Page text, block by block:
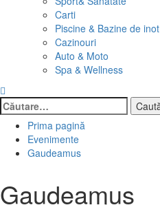
Carti
Piscine & Bazine de inot
Cazinouri
Auto & Moto
Spa & Wellness
Caută
după:
Prima pagină
Evenimente
Gaudeamus
Gaudeamus